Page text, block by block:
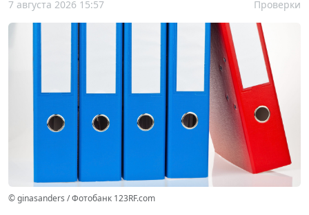
7 августа 2026 15:57 Проверки
© ginasanders / Фотобанк 123RF.com